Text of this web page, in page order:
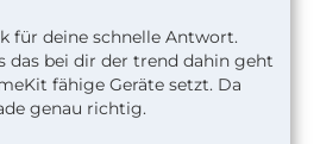
für deine schnelle Antwort.
das bei dir der trend dahin geht
fähige Geräte setzt. Da
genau richtig.